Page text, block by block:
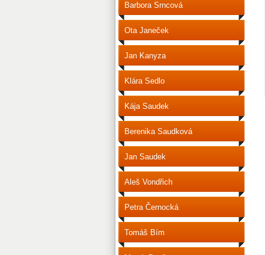
Barbora Srncová
Ota Janeček
Jan Kanyza
Klára Sedlo
Kája Saudek
Berenika Saudková
Jan Saudek
Aleš Vondřich
Petra Černocká
Tomáš Bím